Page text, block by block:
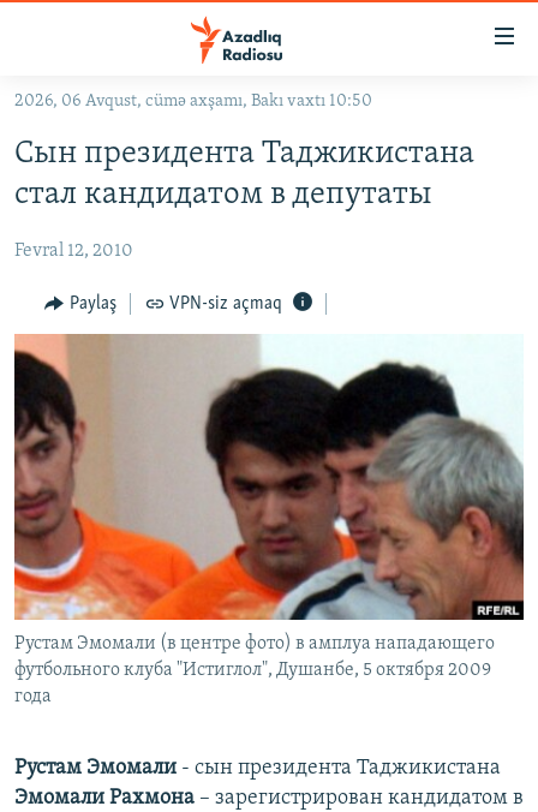
Əsas
qayıt
Əsas
qayıt
KORRUPSIOMETR
#ƏSLINDƏ
FƏRQƏ BAX
QANUNI DOĞRU
ARAŞDIRMA
MULTIMEDIA
VIDEO
FOTOQALEREYA
İNFOQRAFIKA
KARIKATURA
RADIO ARXIV
OXU ZALI
AZƏRBAYCAN ƏDƏBIYYATI KITABXANASI
İSLAM VƏ DEMOKRATIYA
İZ - MƏDƏNIYYƏT PROQRAMI
HAQQIMIZDA
MISSIYAMIZ
PEŞƏ ETIKASI VƏ JURNALISTIKA STANDARTLARIMIZ
MATERIALLARIMIZDAN ISTIFADƏ
AZADLIQRADIOSU MOBIL TELEFONUNUZDA
XƏBƏR BÜLLETENLƏRIMIZ
BIZI IZLƏ
RFE/RL-in bütün saytları
2026, 06 Avqust, cümə axşamı, Bakı vaxtı 10:50
Сын президента Таджикистана
стал кандидатом в депутаты
Fevral 12, 2010
Paylaş VPN-siz açmaq
Рустам Эмомали (в центре фото) в амплуа нападающего
футбольного клуба "Истиглол", Душанбе, 5 октября 2009
года
Рустам Эмомали - сын президента Таджикистана
Эмомали Рахмона – зарегистрирован кандидатом в